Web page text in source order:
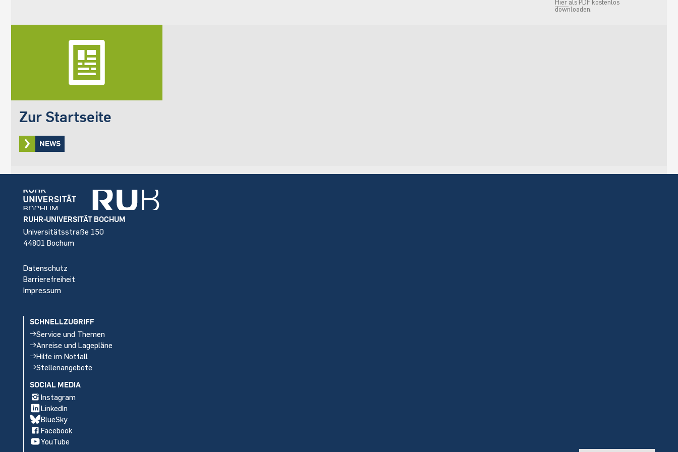
Hier als PDF kostenlos
downloaden.
Zur Startseite
NEWS
Footer
RUHR-UNIVERSITÄT BOCHUM
Universitätsstraße 150
44801 Bochum
Datenschutz
Barrierefreiheit
Impressum
SCHNELLZUGRIFF
Service und Themen
Anreise und Lagepläne
Hilfe im Notfall
Stellenangebote
SOCIAL MEDIA
Instagram
LinkedIn
BlueSky
Facebook
YouTube